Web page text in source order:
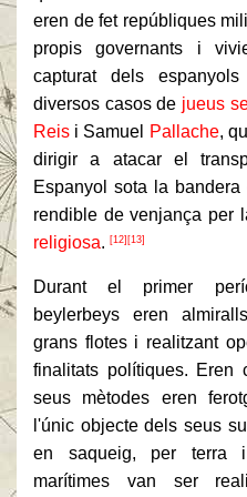
eren de fet repúbliques
propis governants i
capturat dels
diversos casos de jueus
Reis i Samuel Pallache,
dirigir a atacar el
Espanyol sota la
rendible de venjança per
religiosa. [12] [13]
Durant el primer
beylerbeys eren
grans flotes i realitzant
finalitats polítiques. Eren
seus mètodes eren
l'únic objecte dels seus
en saqueig, per terra
marítimes van ser